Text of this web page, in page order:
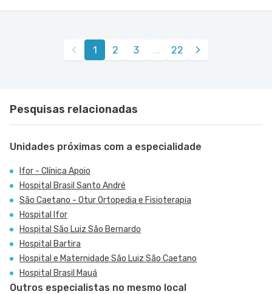
1 2 3 ... 22
Pesquisas relacionadas
Unidades próximas com a especialidade
Ifor - Clínica Apoio
Hospital Brasil Santo André
São Caetano - Otur Ortopedia e Fisioterapia
Hospital Ifor
Hospital São Luiz São Bernardo
Hospital Bartira
Hospital e Maternidade São Luiz São Caetano
Hospital Brasil Mauá
Outros especialistas no mesmo local